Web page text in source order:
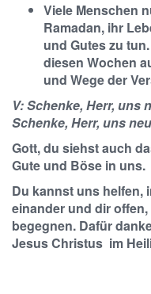
Viele Menschen
Ramadan, ihr
und Gutes zu
diesen Wochen
und Wege der
V: Schenke, Herr, uns
Schenke, Herr, uns
Gott, du siehst auch
Gute und Böse in uns.
Du kannst uns helfen,
einander und dir
begegnen. Dafür
Jesus Christus im